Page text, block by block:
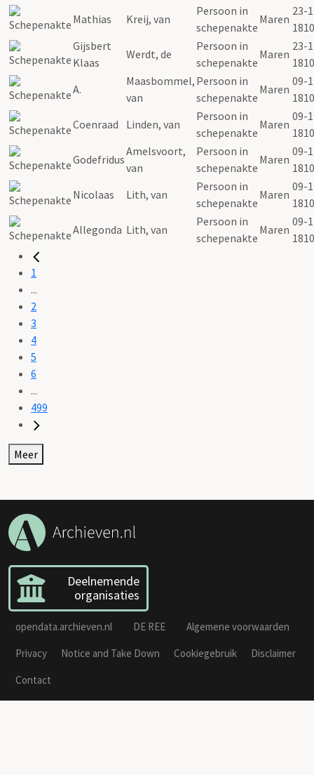
Mathias
Kreij, van
Persoon in
schepenakte
Maren
23-
1810
Gijsbert
Klaas
Werdt, de
Persoon in
schepenakte
Maren
23-
1810
A.
Maasbommel,
van
Persoon in
schepenakte
Maren
09-
1810
Coenraad
Linden, van
Persoon in
schepenakte
Maren
09-
1810
Godefridus
Amelsvoort,
van
Persoon in
schepenakte
Maren
09-
1810
Nicolaas
Lith, van
Persoon in
schepenakte
Maren
09-
1810
Allegonda Lith, van
Persoon in
schepenakte
Maren
09-
1810
1
...
2
3
4
5
6
...
499
Meer
Deelnemende
organisaties
opendata.archieven.nl DE REE
Algemene voorwaarden
Privacy
Notice and Take Down Cookiegebruik
Disclaimer
Contact